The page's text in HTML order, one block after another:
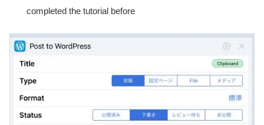
completed the tutorial before